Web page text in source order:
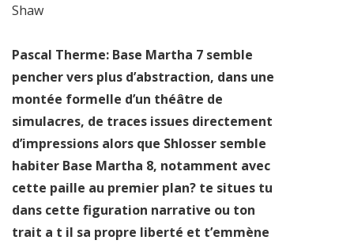
Shaw
Pascal Therme: Base Martha 7 semble
pencher vers plus d’abstraction, dans une
montée formelle d’un théâtre de
simulacres, de traces issues directement
d’impressions alors que Shlosser semble
habiter Base Martha 8, notamment avec
cette paille au premier plan? te situes tu
dans cette figuration narrative ou ton
trait a t il sa propre liberté et t’emmène